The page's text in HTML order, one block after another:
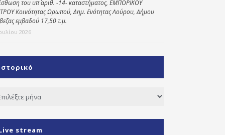
του υπ΄ αριθ. -14- καταστήματος, ΕΜΠΟΡΙΚΟΥ
Κοινότητας Ωρωπού, Δημ. Ενότητας Λούρου, Δήμου
εμβαδού 17,50 τ.μ.
2026
stream